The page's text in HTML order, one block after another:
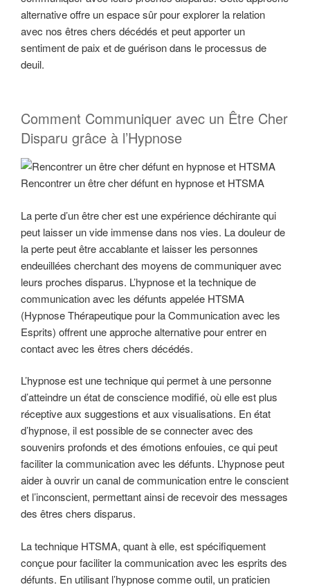
alternative offre un espace sûr pour explorer la relation
avec nos êtres chers décédés et peut apporter un
sentiment de paix et de guérison dans le processus de
deuil.
Comment Communiquer avec un Être Cher
Disparu grâce à l’Hypnose
Rencontrer un être cher défunt en hypnose et HTSMA
La perte d’un être cher est une expérience déchirante qui
peut laisser un vide immense dans nos vies. La douleur de
la perte peut être accablante et laisser les personnes
endeuillées cherchant des moyens de communiquer avec
leurs proches disparus. L’hypnose et la technique de
communication avec les défunts appelée HTSMA
(Hypnose Thérapeutique pour la Communication avec les
Esprits) offrent une approche alternative pour entrer en
contact avec les êtres chers décédés.
L’hypnose est une technique qui permet à une personne
d’atteindre un état de conscience modifié, où elle est plus
réceptive aux suggestions et aux visualisations. En état
d’hypnose, il est possible de se connecter avec des
souvenirs profonds et des émotions enfouies, ce qui peut
faciliter la communication avec les défunts. L’hypnose peut
aider à ouvrir un canal de communication entre le conscient
et l’inconscient, permettant ainsi de recevoir des messages
des êtres chers disparus.
La technique HTSMA, quant à elle, est spécifiquement
conçue pour faciliter la communication avec les esprits des
défunts. En utilisant l’hypnose comme outil, un praticien